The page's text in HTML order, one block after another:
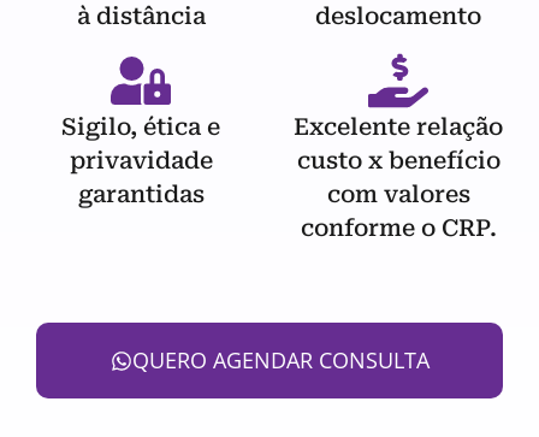
à distância
Sigilo, ética e
privavidade
garantidas
deslocamento
Excelente relação
custo x benefício
com valores
conforme o CRP.
QUERO AGENDAR CONSULTA